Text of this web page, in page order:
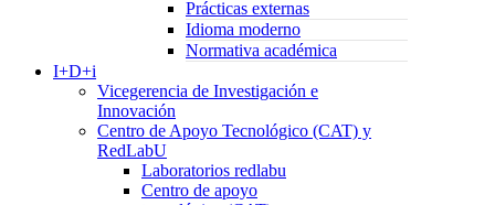
Prácticas externas
Idioma moderno
Normativa académica
I+D+i
Vicegerencia de Investigación e
Innovación
Centro de Apoyo Tecnológico (CAT) y
RedLabU
Laboratorios redlabu
Centro de apoyo